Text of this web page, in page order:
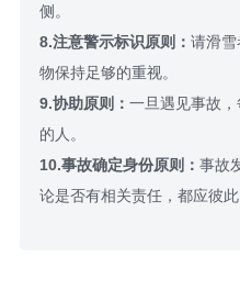
侧。
8.注意警示标识原则： 请滑
物保持足够的重视。
9.协助原则： 一旦遇见事故
的人。
10.事故确定身份原则： 事故
论是否有相关责任，都应彼此